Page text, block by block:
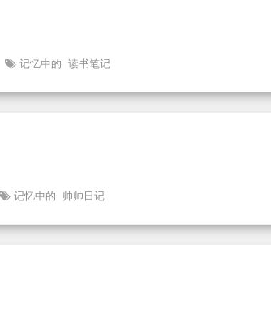
记忆中的 读书笔记
记忆中的 帅帅日记